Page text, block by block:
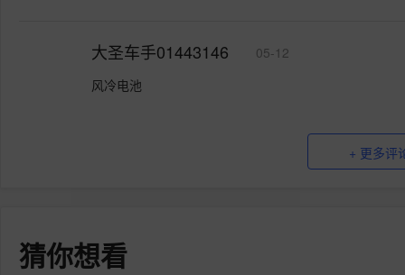
大圣车手01443146
05-12
风冷电池
+ 更多评
猜你想看